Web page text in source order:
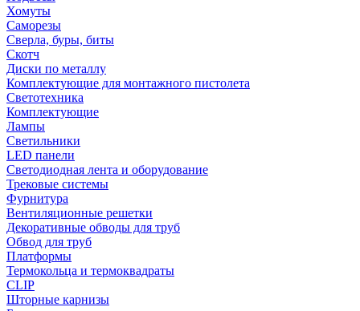
Хомуты
Саморезы
Сверла, буры, биты
Скотч
Диски по металлу
Комплектующие для монтажного пистолета
Светотехника
Комплектующие
Лампы
Светильники
LED панели
Светодиодная лента и оборудование
Трековые системы
Фурнитура
Вентиляционные решетки
Декоративные обводы для труб
Обвод для труб
Платформы
Термокольца и термоквадраты
CLIP
Шторные карнизы